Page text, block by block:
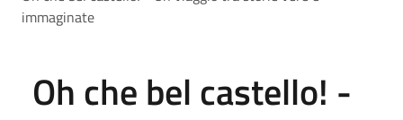
immaginate
Oh che bel castello! -